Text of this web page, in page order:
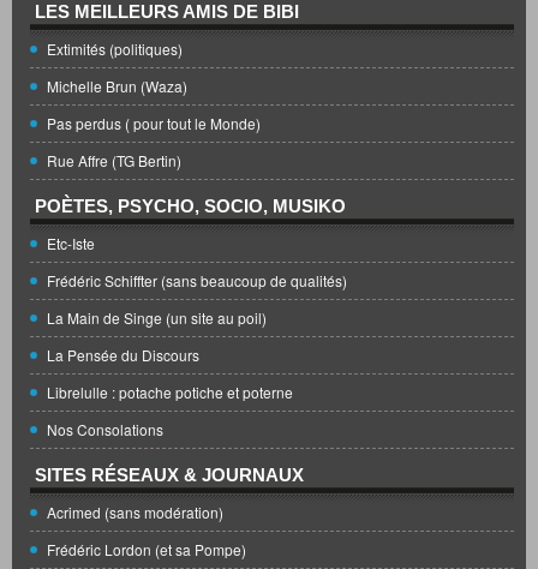
LES MEILLEURS AMIS DE BIBI
Extimités (politiques)
Michelle Brun (Waza)
Pas perdus ( pour tout le Monde)
Rue Affre (TG Bertin)
POÈTES, PSYCHO, SOCIO, MUSIKO
Etc-Iste
Frédéric Schiffter (sans beaucoup de qualités)
La Main de Singe (un site au poil)
La Pensée du Discours
Librelulle : potache potiche et poterne
Nos Consolations
SITES RÉSEAUX & JOURNAUX
Acrimed (sans modération)
Frédéric Lordon (et sa Pompe)